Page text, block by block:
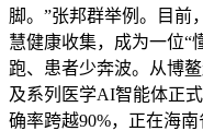
脚。”张邦群举例。目
慧健康收集，成为一位“
跑、患者少奔波。从博
及系列医学AI智能体正
确率跨越90%，正在海